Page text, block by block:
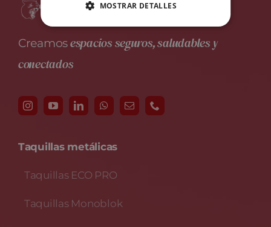
Creamosespacios seguros, saludables y
conectados
Taquillas metálicas
Taquillas ECO PRO
Taquillas Monoblok
MOSTRAR DETALLES